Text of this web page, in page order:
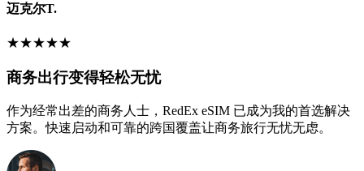
迈克尔T.
★★★★★
商务出行变得轻松无忧
作为经常出差的商务人士，RedEx eSIM 已成为我的首选解决
方案。快速启动和可靠的跨国覆盖让商务旅行无忧无虑。